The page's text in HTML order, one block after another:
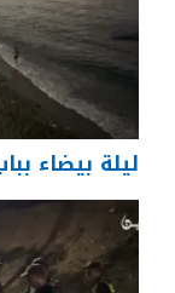
ليلة بيضاء